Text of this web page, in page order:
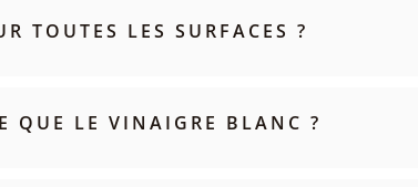
TOUTES LES SURFACES ?
QUE LE VINAIGRE BLANC ?